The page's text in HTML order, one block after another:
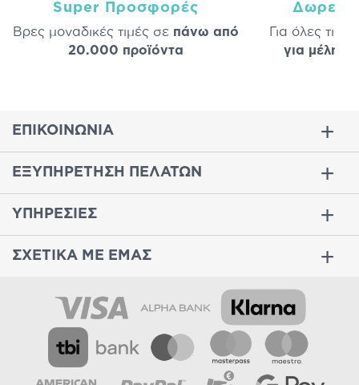
Super Προσφορές
Βρες μοναδικές τιμές σε πάνω από
20.000 προϊόντα
Δωρεάν
Για όλες τις
για μέλη
ΕΠΙΚΟΙΝΩΝΙΑ
ΕΞΥΠΗΡΕΤΗΣΗ ΠΕΛΑΤΩΝ
ΥΠΗΡΕΣΙΕΣ
ΣΧΕΤΙΚΑ ΜΕ ΕΜΑΣ